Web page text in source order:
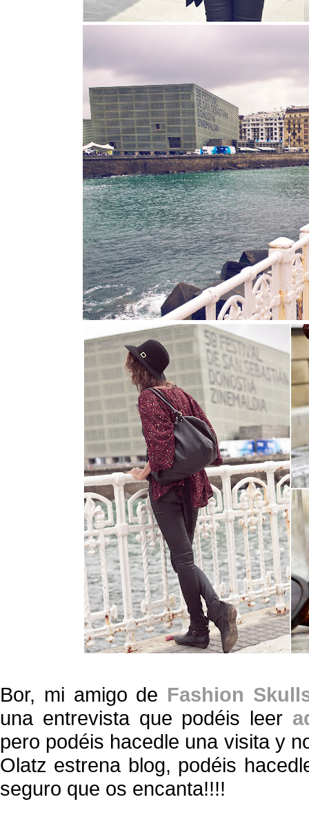
Bor, mi amigo de Fashion
una entrevista que podéis leer
pero podéis hacedle una visita y
Olatz estrena blog, podéis
seguro que os encanta!!!!